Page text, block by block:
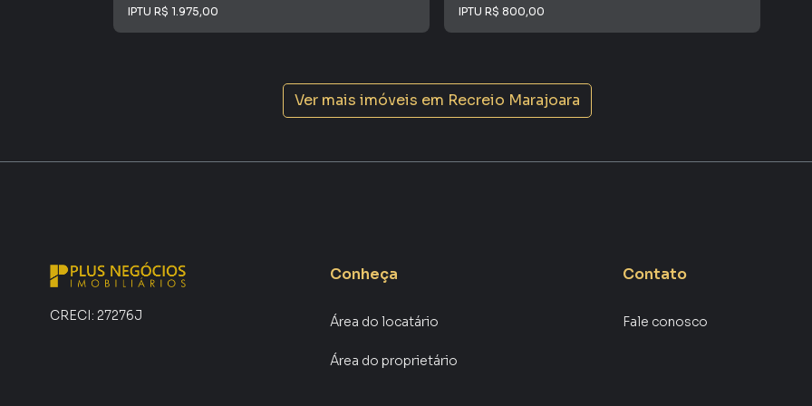
Na Plus Negócios Imobiliários você consegue vender ou alugar seu imóvel muito mais rápido do que
campanhas específicas para Sorocaba, o que aumenta muito o número de contatos interessados e
tendo como consequência uma maior chance de vender ou alugar seu imóvel mais rápido. Contamos
preparada para atender proprietários e inquilinos.
IPTU R$ 1.975,00
IPTU R$ 800,00
Ver mais imóveis em Recreio Marajoara
CRECI: 27276J
Conheça
Área do locatário
Área do proprietário
Contato
Fale conosco